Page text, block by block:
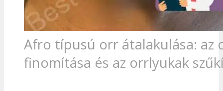
Afro típusú orr átalakulása: az
finomítása és az orrlyukak